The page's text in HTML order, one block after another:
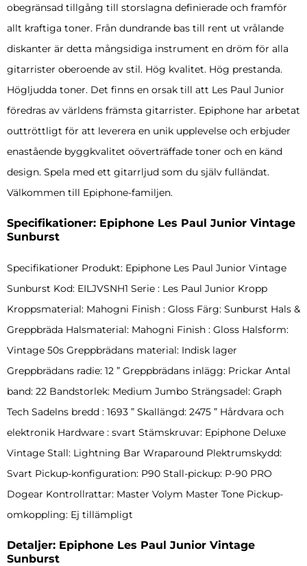
obegränsad tillgång till storslagna definierade och framför
allt kraftiga toner. Från dundrande bas till rent ut vrålande
diskanter är detta mångsidiga instrument en dröm för alla
gitarrister oberoende av stil. Hög kvalitet. Hög prestanda.
Högljudda toner. Det finns en orsak till att Les Paul Junior
föredras av världens främsta gitarrister. Epiphone har arbetat
outtröttligt för att leverera en unik upplevelse och erbjuder
enastående byggkvalitet oöverträffade toner och en känd
design. Spela med ett gitarrljud som du själv fulländat.
Välkommen till Epiphone-familjen.
Specifikationer: Epiphone Les Paul Junior Vintage
Sunburst
Specifikationer Produkt: Epiphone Les Paul Junior Vintage
Sunburst Kod: EILJVSNH1 Serie : Les Paul Junior Kropp
Kroppsmaterial: Mahogni Finish : Gloss Färg: Sunburst Hals &
Greppbräda Halsmaterial: Mahogni Finish : Gloss Halsform:
Vintage 50s Greppbrädans material: Indisk lager
Greppbrädans radie: 12 ” Greppbrädans inlägg: Prickar Antal
band: 22 Bandstorlek: Medium Jumbo Strängsadel: Graph
Tech Sadelns bredd : 1693 ” Skallängd: 2475 ” Hårdvara och
elektronik Hardware : svart Stämskruvar: Epiphone Deluxe
Vintage Stall: Lightning Bar Wraparound Plektrumskydd:
Svart Pickup-konfiguration: P90 Stall-pickup: P-90 PRO
Dogear Kontrollrattar: Master Volym Master Tone Pickup-
omkoppling: Ej tillämpligt
Detaljer: Epiphone Les Paul Junior Vintage
Sunburst